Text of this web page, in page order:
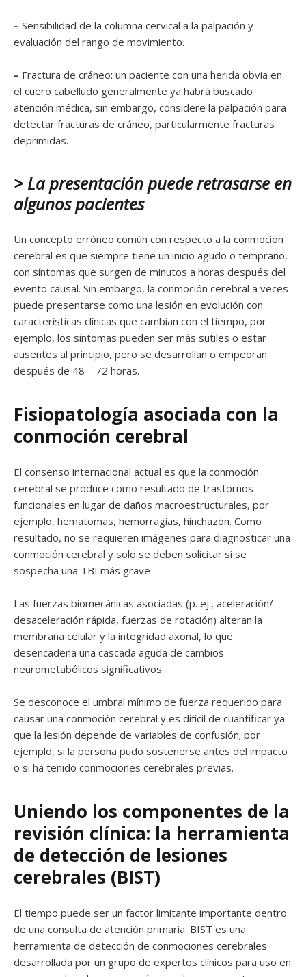
– Sensibilidad de la columna cervical a la palpación y
evaluación del rango de movimiento.
– Fractura de cráneo: un paciente con una herida obvia en
el cuero cabelludo generalmente ya habrá buscado
atención médica, sin embargo, considere la palpación para
detectar fracturas de cráneo, particularmente fracturas
deprimidas.
> La presentación puede retrasarse en
algunos pacientes
Un concepto erróneo común con respecto a la conmoción
cerebral es que siempre tiene un inicio agudo o temprano,
con síntomas que surgen de minutos a horas después del
evento causal. Sin embargo, la conmoción cerebral a veces
puede presentarse como una lesión en evolución con
características clínicas que cambian con el tiempo, por
ejemplo, los síntomas pueden ser más sutiles o estar
ausentes al principio, pero se desarrollan o empeoran
después de 48 – 72 horas.
Fisiopatología asociada con la
conmoción cerebral
El consenso internacional actual es que la conmoción
cerebral se produce como resultado de trastornos
funcionales en lugar de daños macroestructurales, por
ejemplo, hematomas, hemorragias, hinchazón. Como
resultado, no se requieren imágenes para diagnosticar una
conmoción cerebral y solo se deben solicitar si se
sospecha una TBI más grave
Las fuerzas biomecánicas asociadas (p. ej., aceleración/
desaceleración rápida, fuerzas de rotación) alteran la
membrana celular y la integridad axonal, lo que
desencadena una cascada aguda de cambios
neurometabólicos significativos.
Se desconoce el umbral mínimo de fuerza requerido para
causar una conmoción cerebral y es difícil de cuantificar ya
que la lesión depende de variables de confusión; por
ejemplo, si la persona pudo sostenerse antes del impacto
o si ha tenido conmociones cerebrales previas.
Uniendo los componentes de la
revisión clínica: la herramienta
de detección de lesiones
cerebrales (BIST)
El tiempo puede ser un factor limitante importante dentro
de una consulta de atención primaria. BIST es una
herramienta de detección de conmociones cerebrales
desarrollada por un grupo de expertos clínicos para uso en